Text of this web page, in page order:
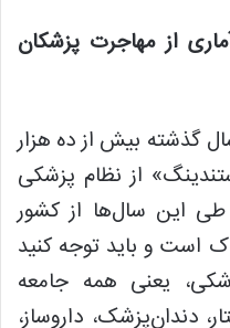
از مهاجرت پزشکان
گذشته بیش از ده هزار
از نظام پزشکی
طی این سال‌ها از کشور
است و باید توجه کنید
یعنی همه جامعه
دندان‌پزشک، داروساز،